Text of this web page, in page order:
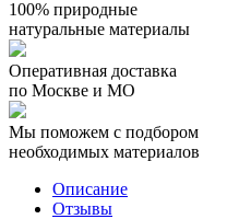
100% природные
натуральные материалы
Оперативная доставка
по Москве и МО
Мы поможем с подбором
необходимых материалов
Описание
Отзывы